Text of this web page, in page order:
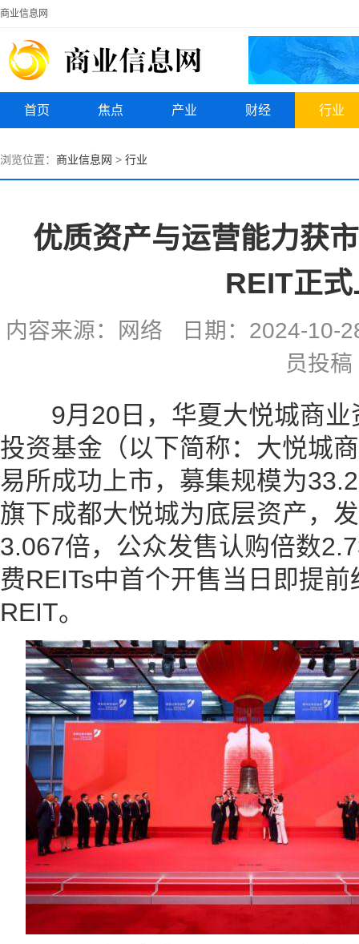
商业信息网
首页 焦点 产业 财经 行业
浏览位置： 商业信息网 > 行业
优质资产与运营能力获
REIT正
内容来源：网络 日期：2024-
员投稿
9月20日，华夏大悦城商业
投资基金（以下简称：大悦城
易所成功上市，募集规模为
旗下成都大悦城为底层资产，
3.067倍，公众发售认购倍数
费REITs中首个开售当日即提
REIT。